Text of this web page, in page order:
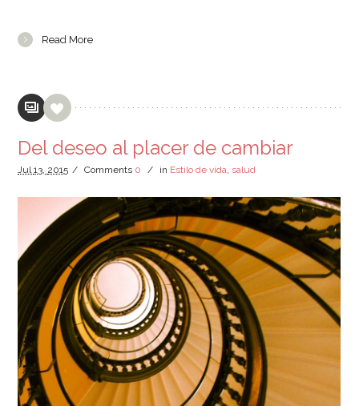
Read More
Del deseo al placer de cambiar
Jul13, 2015 / Comments 0 / in Estilo de vida, salud